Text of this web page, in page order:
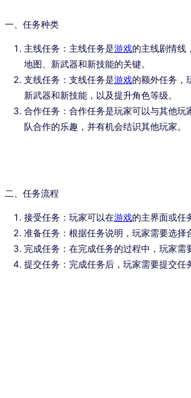
一、任务种类
主线任务：主线任务是游戏的主线剧情线
地图、新武器和新技能的关键。
支线任务：支线任务是游戏的额外任务，
新武器和新技能，以及提升角色等级。
合作任务：合作任务是玩家可以与其他
队合作的乐趣，并有机会结识其他玩家。
二、任务流程
接受任务：玩家可以在游戏的主界面或任
准备任务：根据任务说明，玩家需要选择
完成任务：在完成任务的过程中，玩家需
提交任务：完成任务后，玩家需要提交